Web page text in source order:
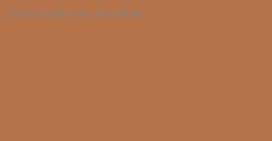
Created by Tina von Jakubowski